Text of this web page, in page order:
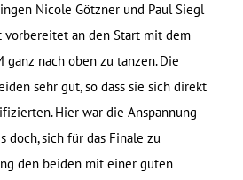
Nicole Götzner und Paul Siegl
an den Start mit dem
ganz nach oben zu tanzen. Die
sehr gut, so dass sie sich direkt
Hier war die Anspannung
doch, sich für das Finale zu
den beiden mit einer guten